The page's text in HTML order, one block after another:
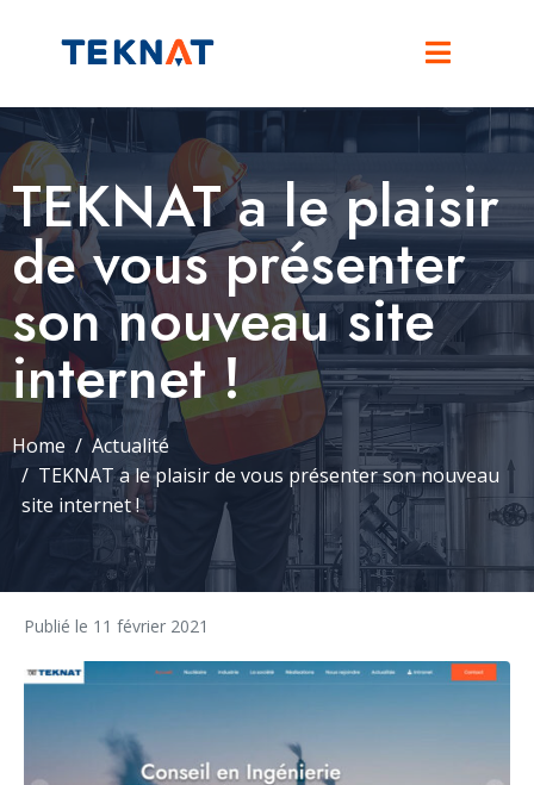
TEKNAT a le plaisir
de vous présenter
son nouveau site
internet !
Home
Actualité
TEKNAT a le plaisir de vous présenter son nouveau
site internet !
Publié le 11 février 2021